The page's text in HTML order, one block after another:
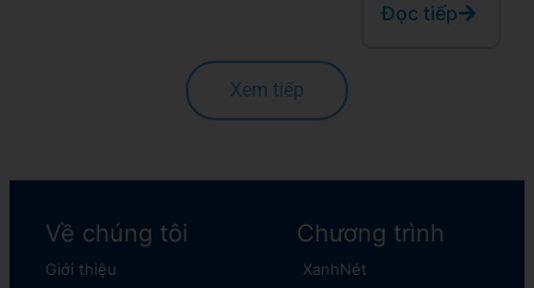
Đọc tiếp
Xem tiếp
Về chúng tôi
Giới thiệu
Chương trình
XanhNét